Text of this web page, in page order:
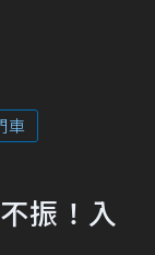
車
振！入